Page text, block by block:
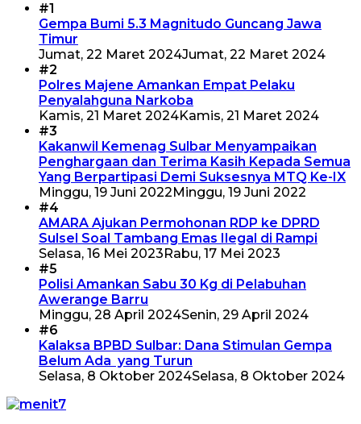
#1
Gempa Bumi 5.3 Magnitudo Guncang Jawa
Timur
Jumat, 22 Maret 2024Jumat, 22 Maret 2024
#2
Polres Majene Amankan Empat Pelaku
Penyalahguna Narkoba
Kamis, 21 Maret 2024Kamis, 21 Maret 2024
#3
Kakanwil Kemenag Sulbar Menyampaikan
Penghargaan dan Terima Kasih Kepada Semua
Yang Berpartipasi Demi Suksesnya MTQ Ke-IX
Minggu, 19 Juni 2022 Minggu, 19 Juni 2022
#4
AMARA Ajukan Permohonan RDP ke DPRD
Sulsel Soal Tambang Emas Ilegal di Rampi
Selasa, 16 Mei 2023 Rabu, 17 Mei 2023
#5
Polisi Amankan Sabu 30 Kg di Pelabuhan
Awerange Barru
Minggu, 28 April 2024Senin, 29 April 2024
#6
Kalaksa BPBD Sulbar: Dana Stimulan Gempa
Belum Ada yang Turun
Selasa, 8 Oktober 2024Selasa, 8 Oktober 2024